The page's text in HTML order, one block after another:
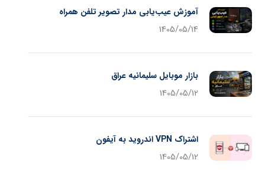
آموزش عیب‌یابی مدار تصویر تلفن همراه
1405/05/14
بازار موبایل سلیمانیه عراق
1405/05/12
اشتراک VPN اندروید به آیفون
1405/05/12